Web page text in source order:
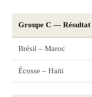
Groupe C — Résultat
Brésil – Maroc
Écosse – Haïti